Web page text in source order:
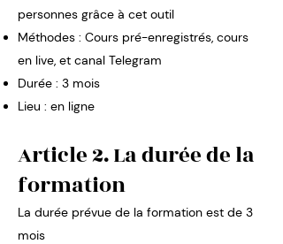
personnes grâce à cet outil
Méthodes : Cours pré-enregistrés, cours
en live, et canal Telegram
Durée : 3 mois
Lieu : en ligne
Article 2. La durée de la
formation
La durée prévue de la formation est de 3
mois